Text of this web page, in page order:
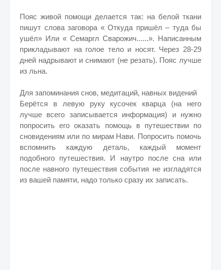
Пояс живой помощи делается так: на белой ткани
пишут слова заговора « Откуда пришёл – туда бы
ушёл» Или « Семаргл Сварожич......». Написанным
прикладывают на голое тело и носят. Через 28-29
дней надрывают и снимают (не резать). Пояс лучше
из льна.
Для запоминания снов, медитаций, навных видений
Берётся в левую руку кусочек кварца (на него
лучше всего записывается информация) и нужно
попросить его оказать помощь в путешествии по
сновидениям или по мирам Нави. Попросить помочь
вспомнить каждую деталь, каждый момент
подобного путешествия. И наутро после сна или
после навного путешествия события не изгладятся
из вашей памяти, надо только сразу их записать.